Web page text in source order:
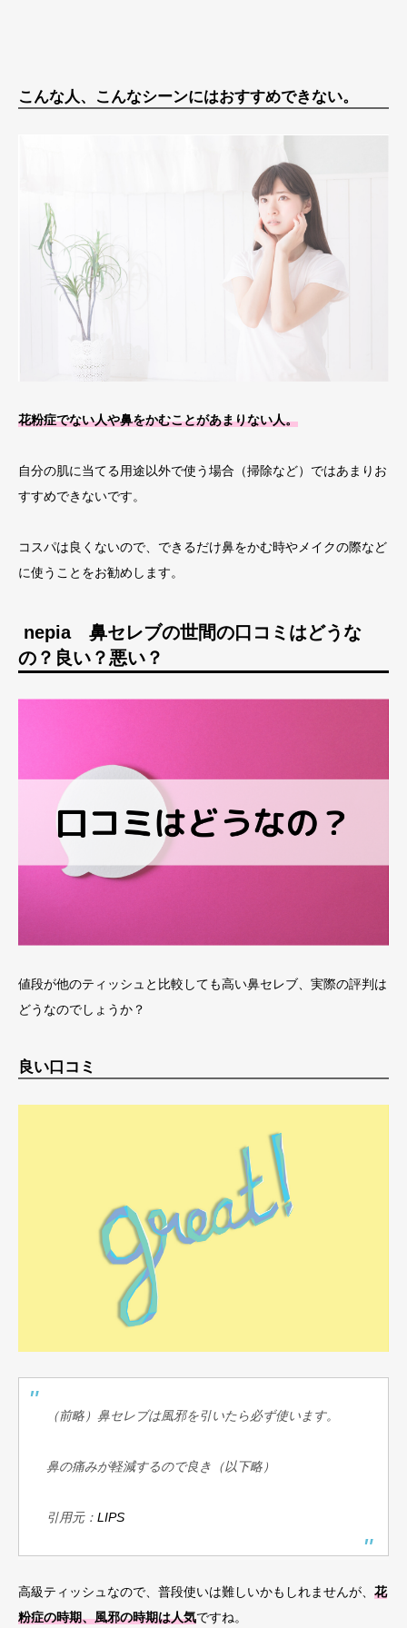
こんな人、こんなシーンにはおすすめできない。
花粉症でない人や鼻をかむことがあまりない人。
自分の肌に当てる用途以外で使う場合（掃除など）ではあまりお
すすめできないです。
コスパは良くないので、できるだけ鼻をかむ時やメイクの際など
に使うことをお勧めします。
nepia 鼻セレブの世間の口コミはどうな
の？良い？悪い？
値段が他のティッシュと比較しても高い鼻セレブ、実際の評判は
どうなのでしょうか？
良い口コミ
（前略）鼻セレブは風邪を引いたら必ず使います。
鼻の痛みが軽減するので良き（以下略）
引用元： LIPS
高級ティッシュなので、普段使いは難しいかもしれませんが、 花
粉症の時期、風邪の時期は人気ですね。